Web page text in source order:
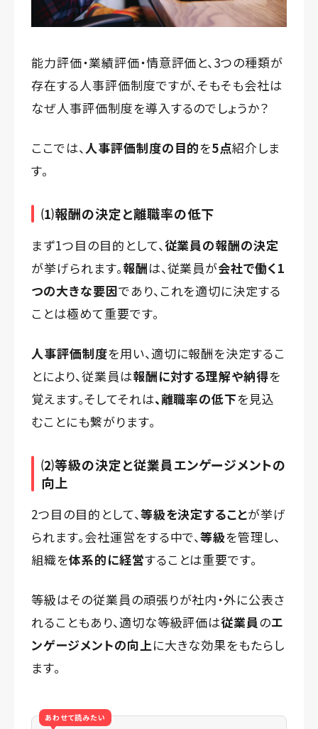
能力評価・業績評価・情意評価と、3つの種類が
存在する人事評価制度ですが、そもそも会社は
なぜ人事評価制度を導入するのでしょうか？
ここでは、 人事評価制度の目的を5点紹介しま
す。
⑴報酬の決定と離職率の低下
まず1つ目の目的として、従業員の報酬の決定
が挙げられます。報酬は、従業員が会社で働く1
つの大きな要因であり、これを適切に決定する
ことは極めて重要です。
人事評価制度を用い、適切に報酬を決定するこ
とにより、従業員は報酬に対する理解や納得を
覚えます。そしてそれは、離職率の低下を見込
むことにも繋がります。
⑵等級の決定と従業員エンゲージメントの
向上
2つ目の目的として、等級を決定することが挙げ
られます。会社運営をする中で、等級を管理し、
組織を体系的に経営することは重要です。
等級はその従業員の頑張りが社内・外に公表さ
れることもあり、適切な等級評価は従業員のエ
ンゲージメントの向上に大きな効果をもたらし
ます。
あわせて読みたい